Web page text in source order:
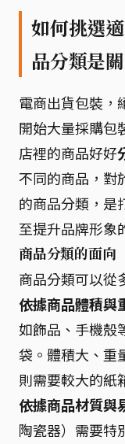
如何挑選
品分類是
電商出貨包裝，
開始大量採購包
店裡的商品好好
不同的商品，對
的商品分類，是
至提升品牌形象
商品分類的面向
商品分類可以從
依據商品體積與
如飾品、手機殼
袋。體積大、重
則需要較大的紙
依據商品材質與
陶瓷器）需要特